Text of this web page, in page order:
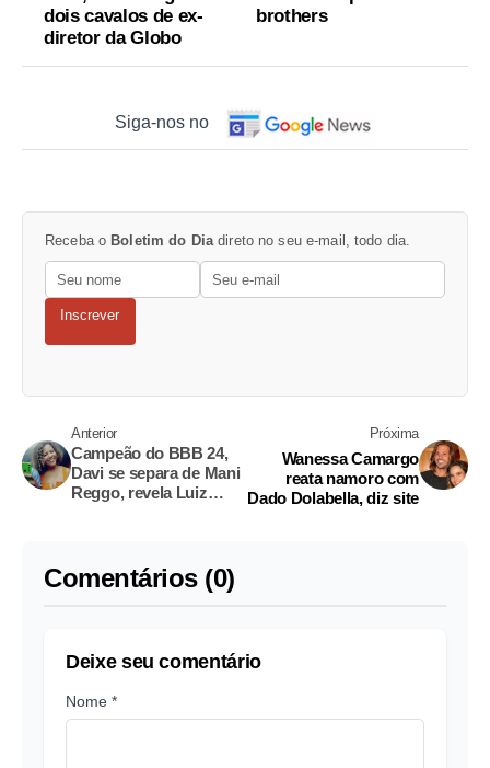
dois cavalos de ex-
diretor da Globo
brothers
Siga-nos no
Receba o Boletim do Dia direto no seu e-mail, todo dia.
Inscrever
Anterior
Campeão do BBB 24,
Davi se separa de Mani
Reggo, revela Luiz
Próxima
Wanessa Camargo
reata namoro com
Dado Dolabella, diz site
Comentários (0)
Deixe seu comentário
Nome *